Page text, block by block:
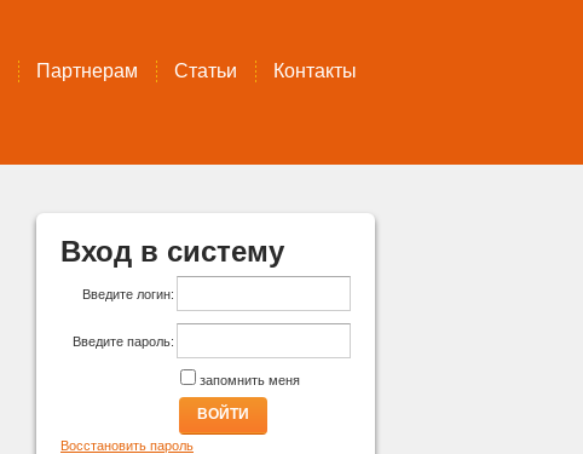
Партнерам Статьи Контакты
Вход в систему
Введите логин:
Введите пароль:
запомнить меня
ВОЙТИ
Восстановить пароль